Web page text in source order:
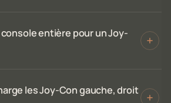
entière pour un Joy-
les Joy-Con gauche, droit